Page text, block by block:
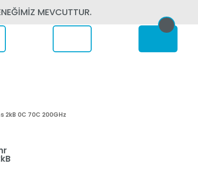
MEVCUTTUR.
2kB 0C 70C 200GHz